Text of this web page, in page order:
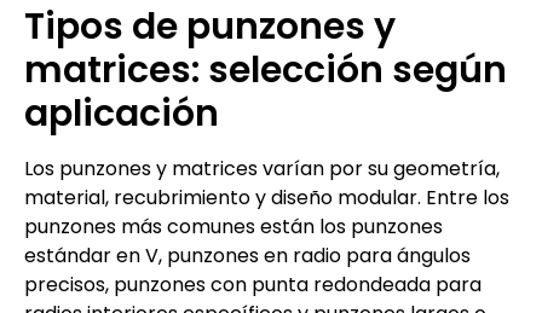
Tipos de punzones y
matrices: selección según
aplicación
Los punzones y matrices varían por su geometría,
material, recubrimiento y diseño modular. Entre los
punzones más comunes están los punzones
estándar en V, punzones en radio para ángulos
precisos, punzones con punta redondeada para